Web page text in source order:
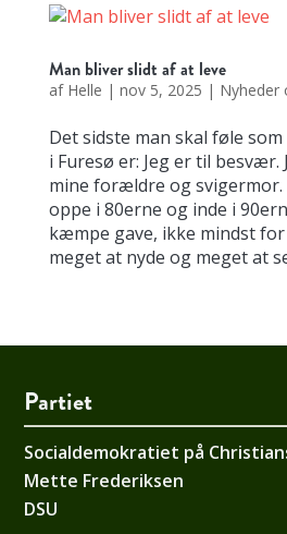
Man bliver slidt af at leve
af Helle | nov 5, 2025 | Nyheder
Det sidste man skal føle
i Furesø er: Jeg er til besvær.
mine forældre og
oppe i 80erne og inde i
kæmpe gave, ikke mindst for
meget at nyde og meget at
Partiet
Socialdemokratiet på
Mette Frederiksen
DSU